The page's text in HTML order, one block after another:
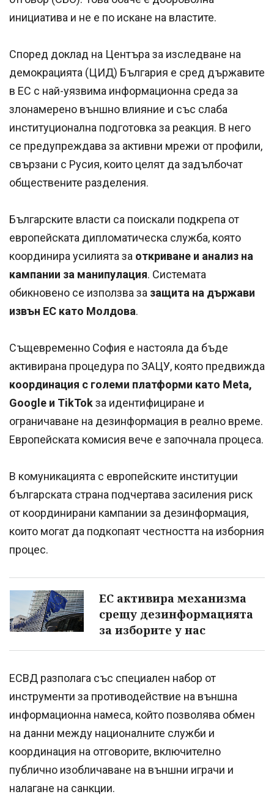
инициатива и не е по искане на властите.
Според доклад на Центъра за изследване на
демокрацията (ЦИД) България е сред държавите
в ЕС с най-уязвима информационна среда за
злонамерено външно влияние и със слаба
институционална подготовка за реакция. В него
се предупреждава за активни мрежи от профили,
свързани с Русия, които целят да задълбочат
обществените разделения.
Българските власти са поискали подкрепа от
европейската дипломатическа служба, която
координира усилията за откриване и анализ на
кампании за манипулация. Системата
обикновено се използва за защита на държави
извън ЕС като Молдова.
Същевременно София е настояла да бъде
активирана процедура по ЗАЦУ, която предвижда
координация с големи платформи като Meta,
Google и TikTokза идентифициране и
ограничаване на дезинформация в реално време.
Европейската комисия вече е започнала процеса.
В комуникацията с европейските институции
българската страна подчертава засиления риск
от координирани кампании за дезинформация,
които могат да подкопаят честността на изборния
процес.
ЕС активира механизма
срещу дезинформацията
за изборите у нас
ЕСВД разполага със специален набор от
инструменти за противодействие на външна
информационна намеса, който позволява обмен
на данни между националните служби и
координация на отговорите, включително
публично изобличаване на външни играчи и
налагане на санкции.